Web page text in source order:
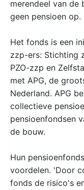
merendeel van de
geen pensioen op.
Het fonds is een
zzp-ers: Stichting
PZO-zzp en
met APG, de
Nederland. APG
collectieve
pensioenfondsen
de bouw.
Hun
voordelen. 'Door
fonds de risico's